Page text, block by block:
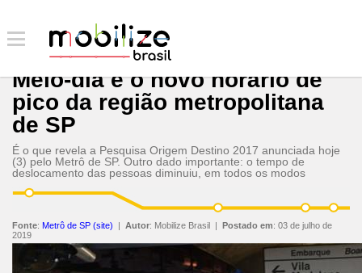
Meio-dia é o novo horário de
pico da região metropolitana
de SP
É o que revela a Pesquisa Origem Destino 2017 anunciada hoje
(3) pelo Metrô de SP. Outro dado importante: o tempo de
deslocamento das pessoas diminuiu, em todos os modos
Fonte: Metrô de SP (site) | Autor: Mobilize Brasil | Postado em: 03 de julho de
2019